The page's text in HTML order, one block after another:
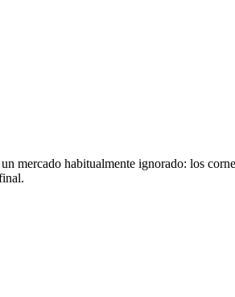
mercado habitualmente ignorado: los